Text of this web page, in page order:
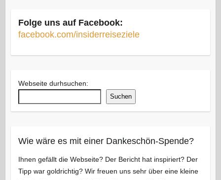
Folge uns auf Facebook:
facebook.com/insiderreiseziele
Webseite durhsuchen:
Suchen
Wie wäre es mit einer Dankeschön-Spende?
Ihnen gefällt die Webseite? Der Bericht hat inspiriert? Der
Tipp war goldrichtig? Wir freuen uns sehr über eine kleine